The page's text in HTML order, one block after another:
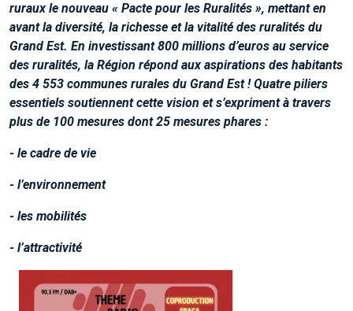
ruraux le nouveau « Pacte pour les Ruralités », mettant en
avant la diversité, la richesse et la vitalité des ruralités du
Grand Est. En investissant 800 millions d’euros au service
des ruralités, la Région répond aux aspirations des habitants
des 4 553 communes rurales du Grand Est ! Quatre piliers
essentiels soutiennent cette vision et s’expriment à travers
plus de 100 mesures dont 25 mesures phares :
- le cadre de vie
- l’environnement
- les mobilités
- l’attractivité